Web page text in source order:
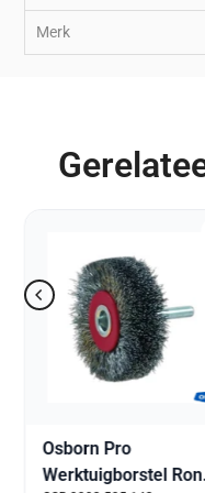
Merk
Osborn Pro
Werktuigborstel